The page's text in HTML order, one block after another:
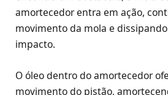
amortecedor entra em ação,
movimento da mola e
impacto.
O óleo dentro do amortecedor
movimento do pistão,